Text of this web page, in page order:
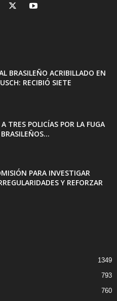
BRASILEÑO ACRIBILLADO EN
RECIBIÓ SIETE
TRES POLICÍAS POR LA FUGA
PARA INVESTIGAR
Y REFORZAR
1349
793
760